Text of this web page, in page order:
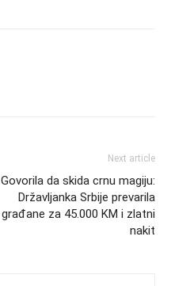
Next article
Govorila da skida crnu magiju:
Državljanka Srbije prevarila
građane za 45.000 KM i zlatni
nakit